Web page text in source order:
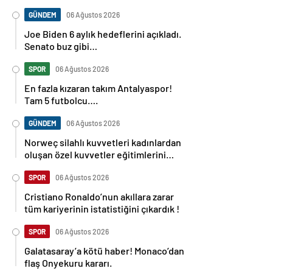
GÜNDEM 06 Ağustos 2026
Joe Biden 6 aylık hedeflerini açıkladı.
Senato buz gibi…
SPOR 06 Ağustos 2026
En fazla kızaran takım Antalyaspor!
Tam 5 futbolcu….
GÜNDEM 06 Ağustos 2026
Norweç silahlı kuvvetleri kadınlardan
oluşan özel kuvvetler eğitimlerini
SPOR 06 Ağustos 2026
Cristiano Ronaldo’nun akıllara zarar
tüm kariyerinin istatistiğini çıkardık !
SPOR 06 Ağustos 2026
Galatasaray’a kötü haber! Monaco’dan
flaş Onyekuru kararı.